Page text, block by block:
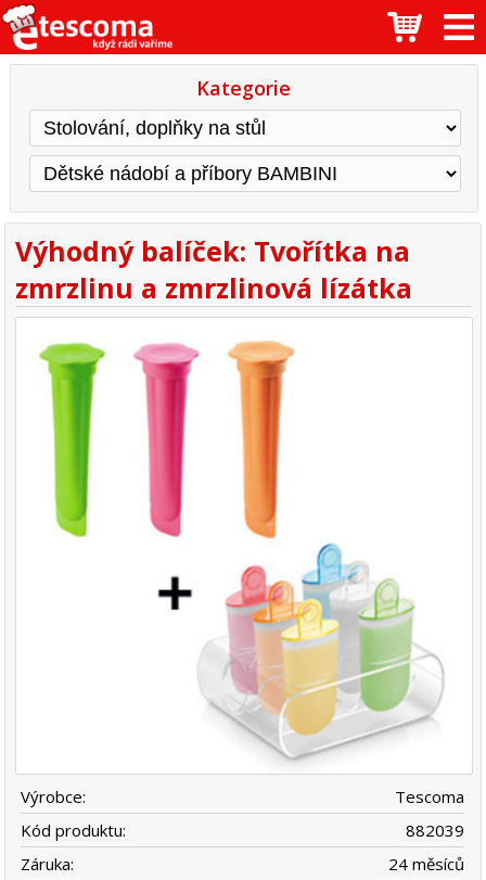
Kategorie
Výhodný balíček: Tvořítka na
zmrzlinu a zmrzlinová lízátka
Výrobce:
Tescoma
Kód produktu:
882039
Záruka:
24 měsíců